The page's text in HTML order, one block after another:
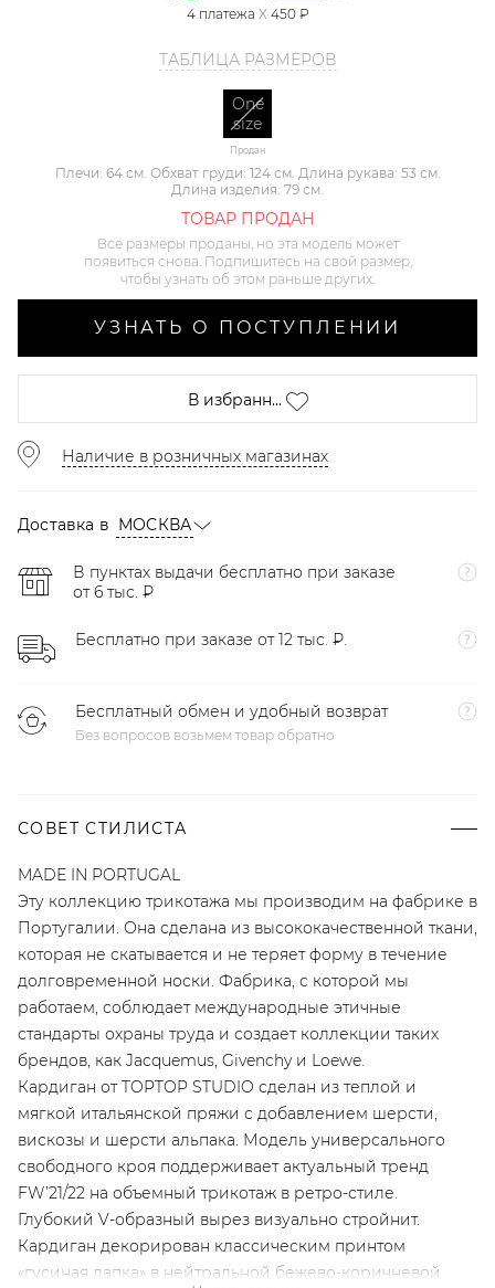
4 платежа X 450 ₽
ТАБЛИЦА РАЗМЕРОВ
One
size
Продан
Плечи: 64 см. Обхват груди: 124 см. Длина рукава: 53 см.
Длина изделия: 79 см.
ТОВАР ПРОДАН
Все размеры проданы, но эта модель может
появиться снова. Подпишитесь на свой размер,
чтобы узнать об этом раньше других.
УЗНАТЬ О ПОСТУПЛЕНИИ
В избранн...
Наличие в розничных магазинах
Доставка в МОСКВА
В пунктах выдачи бесплатно при заказе
от 6 тыс. ₽
Бесплатно при заказе от 12 тыс. ₽.
Бесплатный обмен и удобный возврат
Без вопросов возьмем товар обратно
СОВЕТ СТИЛИСТА
MADE IN PORTUGAL
Эту коллекцию трикотажа мы производим на фабрике в
Португалии. Она сделана из высококачественной ткани,
которая не скатывается и не теряет форму в течение
долговременной носки. Фабрика, с которой мы
работаем, соблюдает международные этичные
стандарты охраны труда и создает коллекции таких
брендов, как Jacquemus, Givenchy и Loewe.
Кардиган от TOPTOP STUDIO сделан из теплой и
мягкой итальянской пряжи с добавлением шерсти,
вискозы и шерсти альпака. Модель универсального
свободного кроя поддерживает актуальный тренд
FW’21/22 на объемный трикотаж в ретро-стиле.
Глубокий V-образный вырез визуально стройнит.
Кардиган декорирован классическим принтом
«гусиная лапка» в нейтральной бежево-коричневой